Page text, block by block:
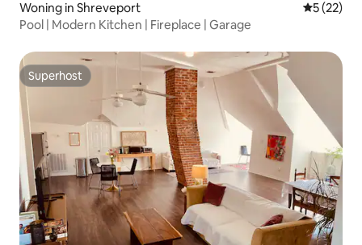
Woning in Shreveport
5 (22)
Pool | Modern Kitchen | Fireplace | Garage
Superhost
Superhost